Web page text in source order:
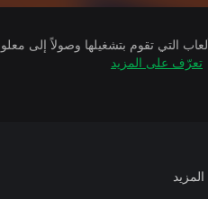
تعرّف على المزيد
المزيد